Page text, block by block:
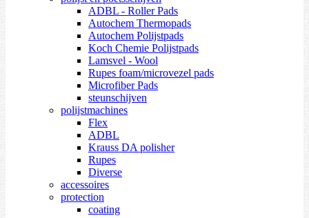
ADBL - Roller Pads
Autochem Thermopads
Autochem Polijstpads
Koch Chemie Polijstpads
Lamsvel - Wool
Rupes foam/microvezel pads
Microfiber Pads
steunschijven
polijstmachines
Flex
ADBL
Krauss DA polisher
Rupes
Diverse
accessoires
protection
coating